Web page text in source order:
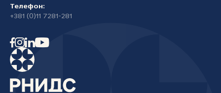
Телефон:
+381 (0)11 7281-281